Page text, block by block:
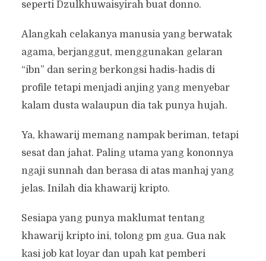
seperti Dzulkhuwaisyirah buat donno.
Alangkah celakanya manusia yang berwatak
agama, berjanggut, menggunakan gelaran
“ibn” dan sering berkongsi hadis-hadis di
profile tetapi menjadi anjing yang menyebar
kalam dusta walaupun dia tak punya hujah.
Ya, khawarij memang nampak beriman, tetapi
sesat dan jahat. Paling utama yang kononnya
ngaji sunnah dan berasa di atas manhaj yang
jelas. Inilah dia khawarij kripto.
Sesiapa yang punya maklumat tentang
khawarij kripto ini, tolong pm gua. Gua nak
kasi job kat loyar dan upah kat pemberi